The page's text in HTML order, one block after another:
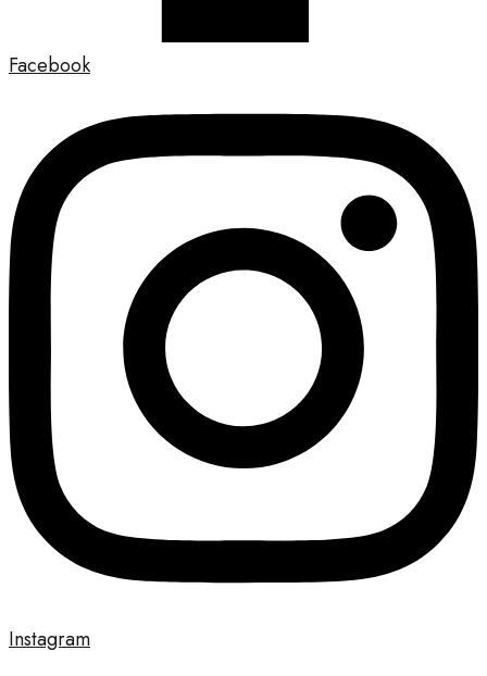
Facebook
Instagram